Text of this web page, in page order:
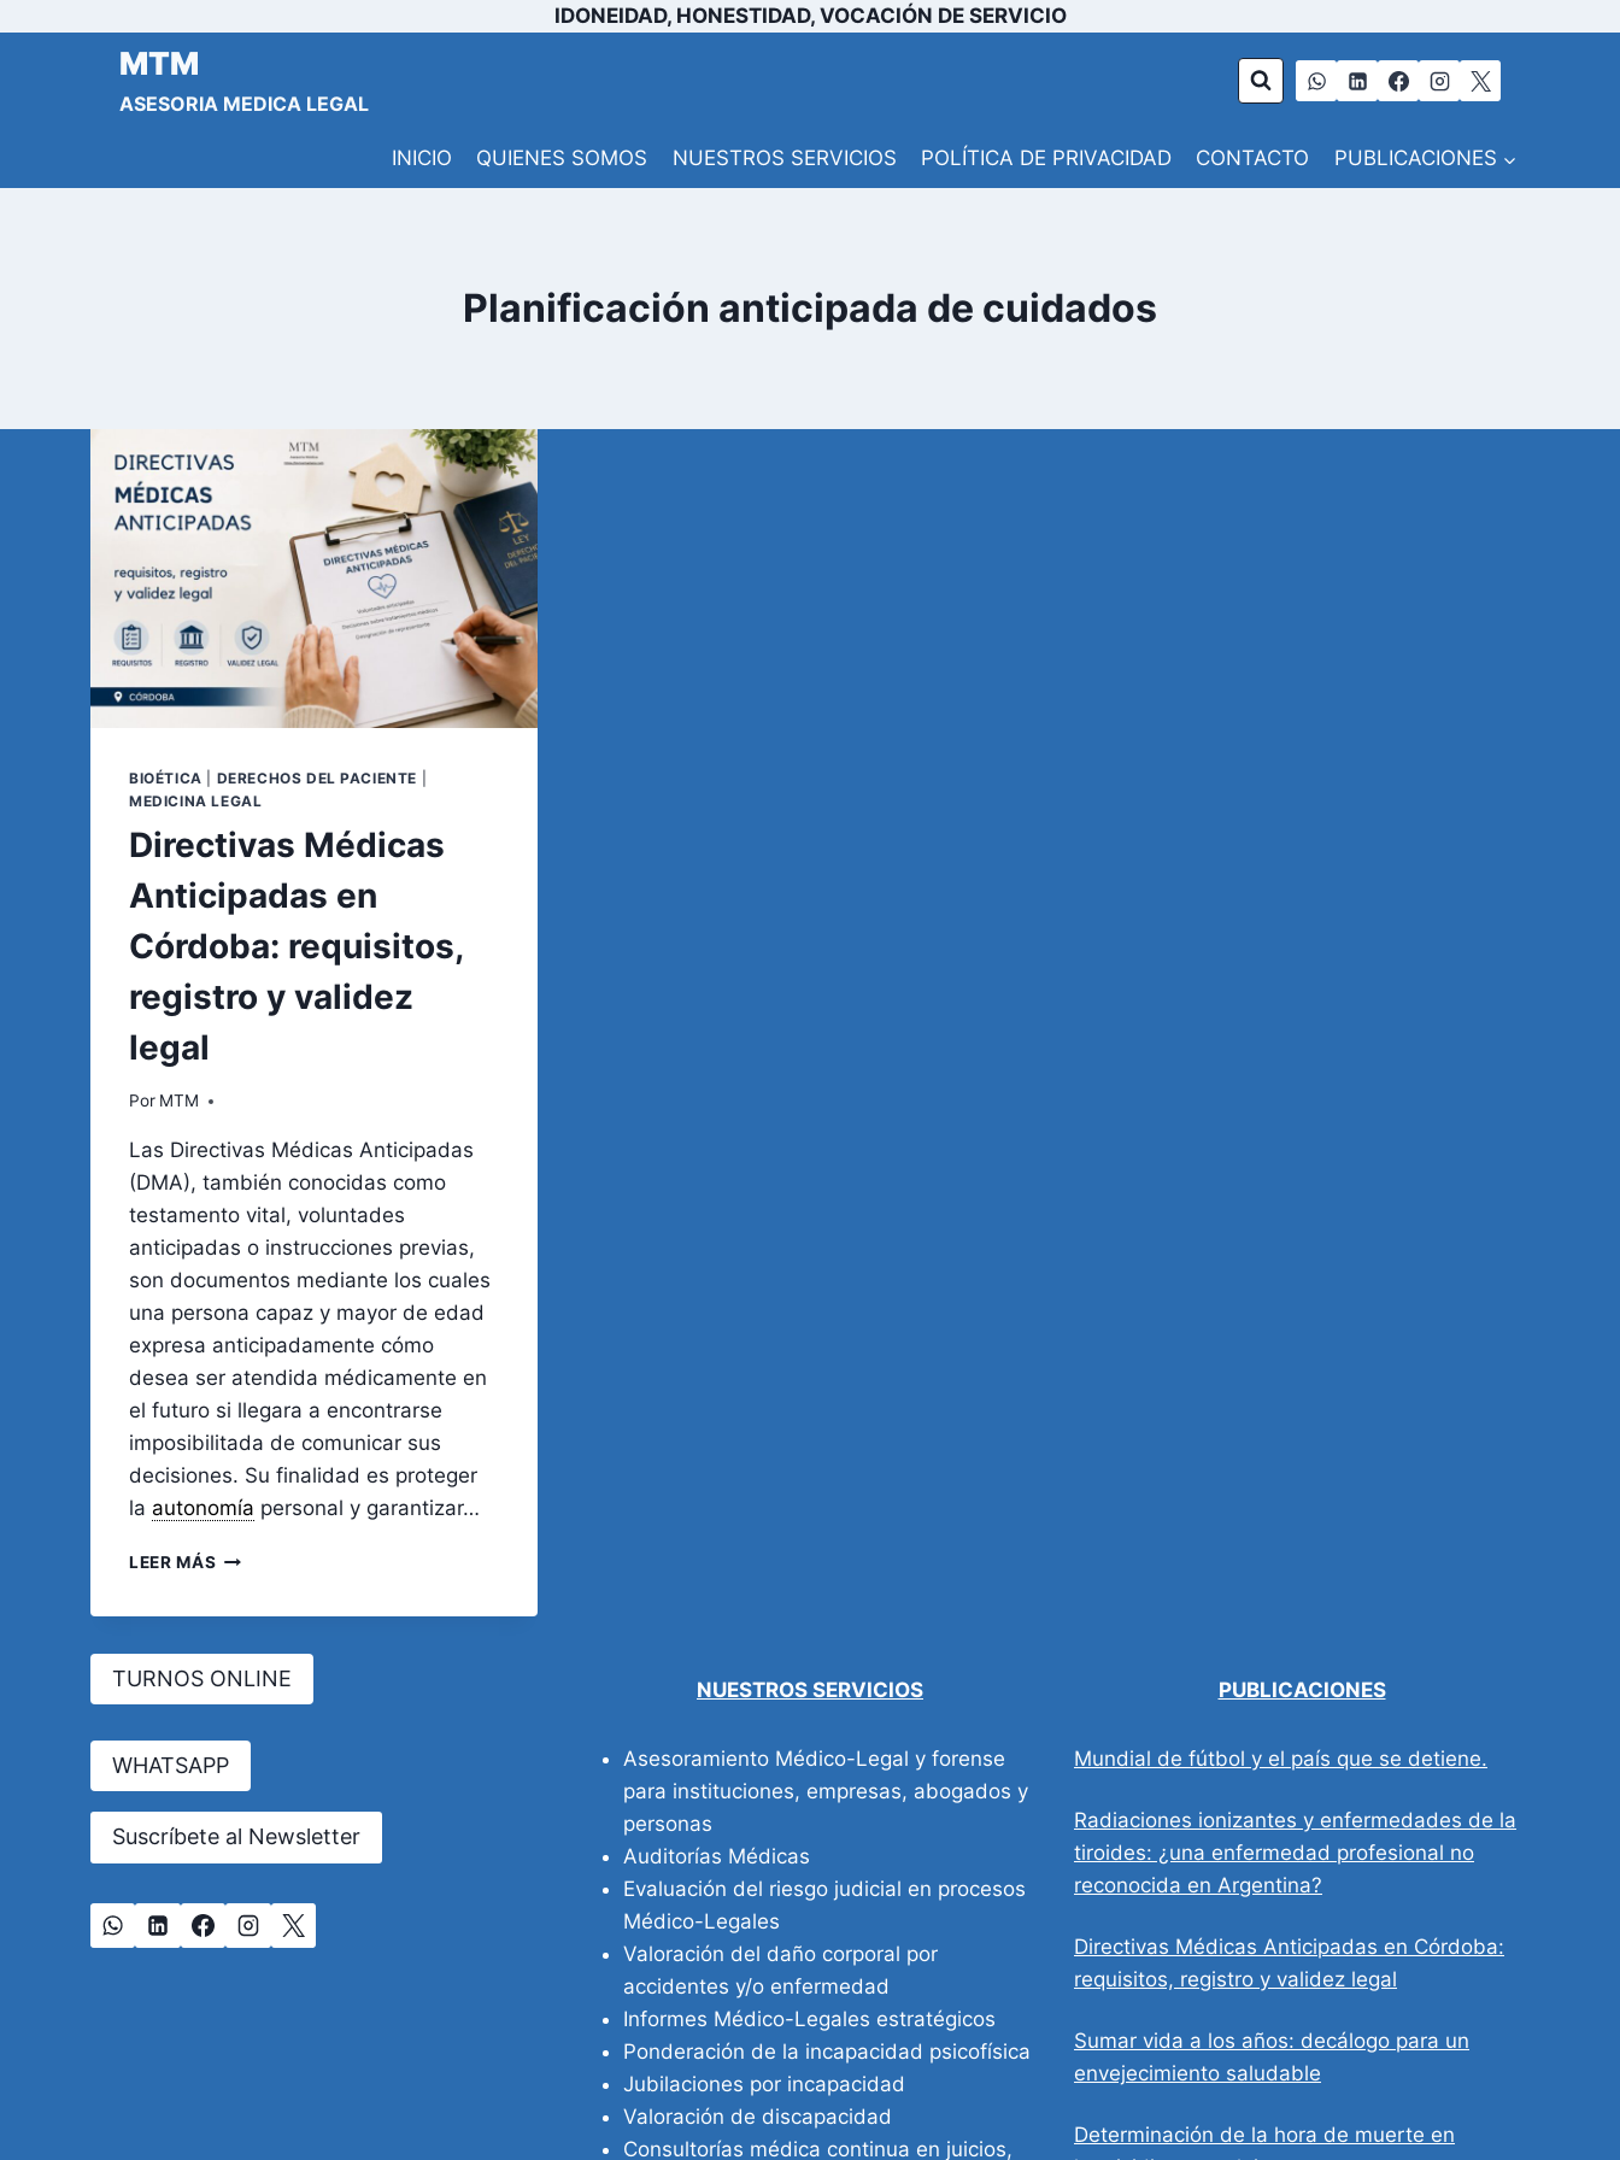
IDONEIDAD, HONESTIDAD, VOCACIÓN DE SERVICIO
MTM
ASESORIA MEDICA LEGAL
INICIO QUIENES SOMOS NUESTROS SERVICIOS POLÍTICA DE PRIVACIDAD CONTACTO PUBLICACIONES
Planificación anticipada de cuidados
BIOÉTICA DERECHOS DEL PACIENTE
MEDICINA LEGAL
Directivas Médicas
Anticipadas en
Córdoba: requisitos,
registro y validez
legal
Por MTM
Las Directivas Médicas Anticipadas
(DMA), también conocidas como
testamento vital, voluntades
anticipadas o instrucciones previas,
son documentos mediante los cuales
una persona capaz y mayor de edad
expresa anticipadamente cómo
desea ser atendida médicamente en
el futuro si llegara a encontrarse
imposibilitada de comunicar sus
decisiones. Su finalidad es proteger
la autonomía personal y garantizar…
LEER MÁS DIRECTIVAS
CÓRDOBA:
REQUISITOS,
REGISTRO
VALIDEZ
LEGAL
TURNOS ONLINE
WHATSAPP
Suscríbete al Newsletter
NUESTROS SERVICIOS
Asesoramiento Médico-Legal y forense
para instituciones, empresas, abogados y
personas
Auditorías Médicas
Evaluación del riesgo judicial en procesos
Médico-Legales
Valoración del daño corporal por
accidentes y/o enfermedad
Informes Médico-Legales estratégicos
Ponderación de la incapacidad psicofísica
Jubilaciones por incapacidad
Valoración de discapacidad
Consultorías médica continua en juicios,
PUBLICACIONES
Mundial de fútbol y el país que se detiene.
Radiaciones ionizantes y enfermedades de la
tiroides: ¿una enfermedad profesional no
reconocida en Argentina?
Directivas Médicas Anticipadas en Córdoba:
requisitos, registro y validez legal
Sumar vida a los años: decálogo para un
envejecimiento saludable
Determinación de la hora de muerte en